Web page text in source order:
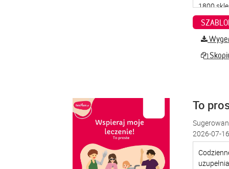
To
2026-07-